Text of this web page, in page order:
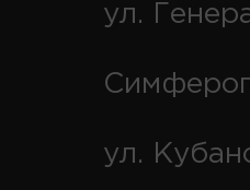
ул.
ул.